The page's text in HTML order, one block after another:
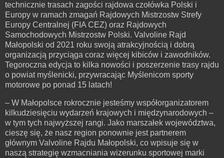
technicznie trasach zagości rajdowa czołówka Polski i
Europy w ramach zmagań Rajdowych Mistrzostw Strefy
Europy Centralnej (FIA CEZ) oraz Rajdowych
Samochodowych Mistrzostw Polski. Valvoline Rajd
Małopolski od 2021 roku swoją atrakcyjnością i dobrą
organizacją przyciąga coraz więcej kibiców i zawodników.
Tegoroczna edycja to kilka nowości i poszerzenie trasy rajdu
o powiat myślenicki, przywracając Myślenicom sporty
motorowe po ponad 15 latach!
– W Małopolsce rokrocznie jesteśmy współorganizatorem
kilkudziesięciu wydarzeń krajowych i międzynarodowych –
w tym tych najwyższej rangi. Jako marszałek województwa,
cieszę się, że nasz region ponownie jest partnerem
głównym Valvoline Rajdu Małopolski, co wpisuje się w
naszą strategię wzmacniania wizerunku sportowej marki